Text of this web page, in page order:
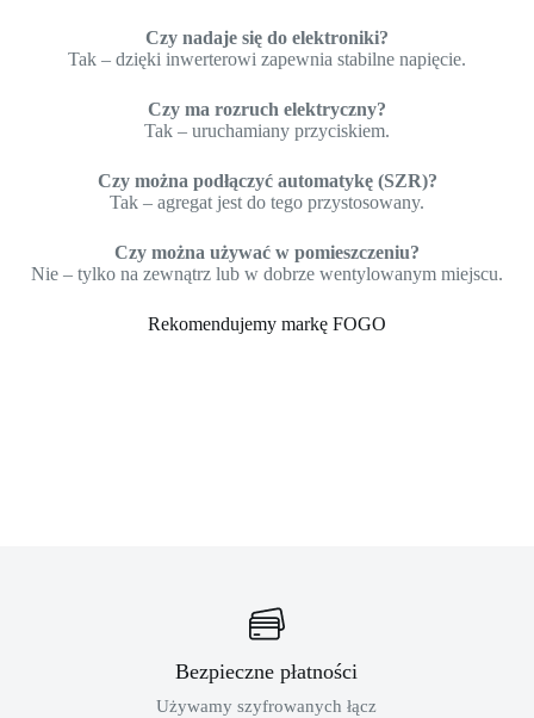
Czy nadaje się do elektroniki?
Tak – dzięki inwerterowi zapewnia stabilne napięcie.
Czy ma rozruch elektryczny?
Tak – uruchamiany przyciskiem.
Czy można podłączyć automatykę (SZR)?
Tak – agregat jest do tego przystosowany.
Czy można używać w pomieszczeniu?
Nie – tylko na zewnątrz lub w dobrze wentylowanym miejscu.
Rekomendujemy markę FOGO
Bezpieczne płatności
Używamy szyfrowanych łącz